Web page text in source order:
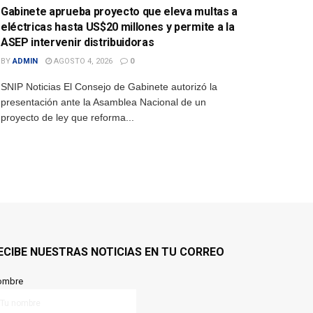
Gabinete aprueba proyecto que eleva multas a
eléctricas hasta US$20 millones y permite a la
ASEP intervenir distribuidoras
BY ADMIN AGOSTO 4, 2026 0
SNIP Noticias El Consejo de Gabinete autorizó la
presentación ante la Asamblea Nacional de un
proyecto de ley que reforma...
NUESTRAS NOTICIAS EN TU CORREO